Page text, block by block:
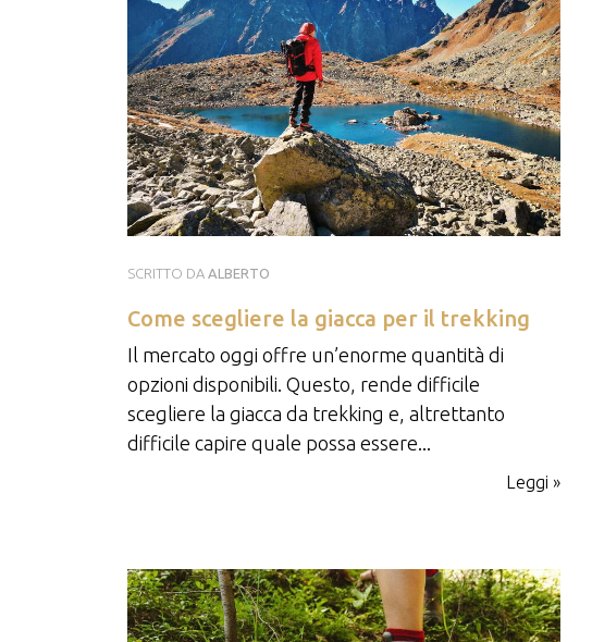
SCRITTO DA ALBERTO
Come scegliere la giacca per il trekking
Il mercato oggi offre un’enorme quantità di
opzioni disponibili. Questo, rende difficile
scegliere la giacca da trekking e, altrettanto
difficile capire quale possa essere...
Leggi »